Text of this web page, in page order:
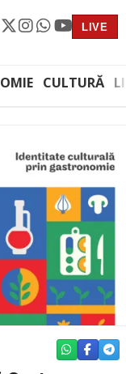
LIVE
CULTURĂ
WHATSAPP